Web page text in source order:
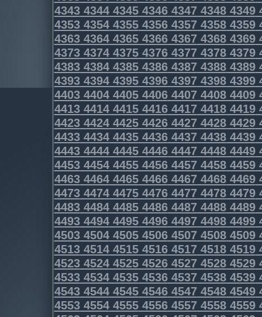
4343434443454346434743484349
4353435443554356435743584359
4363436443654366436743684369
4373437443754376437743784379
4383438443854386438743884389
4393439443954396439743984399
4403440444054406440744084409
4413441444154416441744184419
4423442444254426442744284429
4433443444354436443744384439
4443444444454446444744484449
4453445444554456445744584459
4463446444654466446744684469
4473447444754476447744784479
4483448444854486448744884489
4493449444954496449744984499
4503450445054506450745084509
4513451445154516451745184519
4523452445254526452745284529
4533453445354536453745384539
4543454445454546454745484549
4553455445554556455745584559